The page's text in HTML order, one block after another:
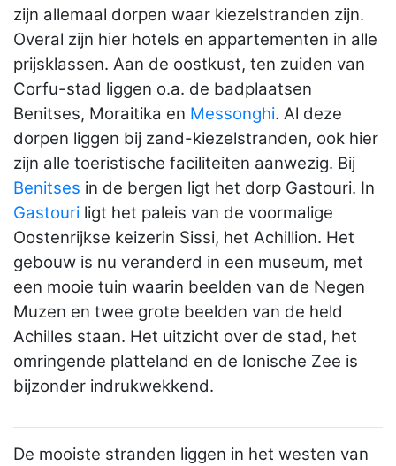
zijn allemaal dorpen waar kiezelstranden zijn.
Overal zijn hier hotels en appartementen in alle
prijsklassen. Aan de oostkust, ten zuiden van
Corfu-stad liggen o.a. de badplaatsen
Benitses, Moraitika en Messonghi. Al deze
dorpen liggen bij zand-kiezelstranden, ook hier
zijn alle toeristische faciliteiten aanwezig. Bij
Benitses in de bergen ligt het dorp Gastouri. In
Gastouri ligt het paleis van de voormalige
Oostenrijkse keizerin Sissi, het Achillion. Het
gebouw is nu veranderd in een museum, met
een mooie tuin waarin beelden van de Negen
Muzen en twee grote beelden van de held
Achilles staan. Het uitzicht over de stad, het
omringende platteland en de Ionische Zee is
bijzonder indrukwekkend.
De mooiste stranden liggen in het westen van